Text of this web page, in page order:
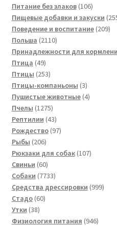
товаров
Питание без злаков 106106
товаров
Пищевые добавки и закуски
Поведение и воспитание 209209
Польша 21102110
товаров
Принадлежности для
Птица 4949
товаров
Птицы 253253
товара
Птицы-компаньоны 33
товара
Пушистые животные 44
Пчелы 12751275
товаров
Рептилии 4343
товара
Рождество 9797
Рыбы 206206
товаров
Рюкзаки для собак 107107
Свиньи 6060
товаров
Собаки 77337733
товара
Средства дрессировки 999999
Стадо 6060
Утки 3838
товаров
Физиология питания 946946